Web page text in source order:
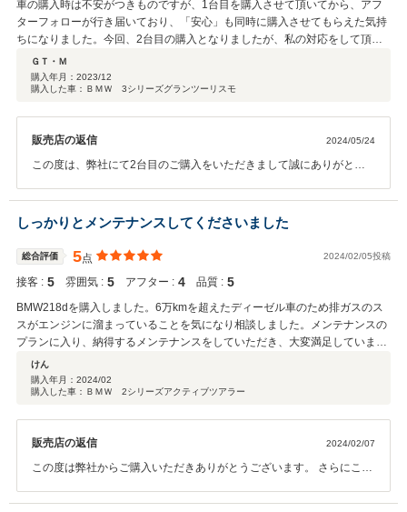
た。
車の購入時は不安がつきものですが、1台目を購入させて頂いてから、アフ
ターフォローが行き届いており、「安心」も同時に購入させてもらえた気持
ちになりました。今回、2台目の購入となりましたが、私の対応をして頂い
ている久保田店長との信頼関係もあり、購入後も安心してお任せしたいとい
うように考えております。トラスティで購入した顧客は2台目、3台目と安心
して購入していくのも納得できます。久保田店長、今後とも宜しくお願い致
ＧＴ・Ｍ
購入年月： 2023/12
購入した車：ＢＭＷ 3シリーズグランツーリスモ
販売店の返信 2024/05/24
この度は、弊社にて2台目のご購入をいただきまして誠にありがとう
社をご利用いただき、そしてこの度BMWへのお乗り換えをご用命いた
だけたこと大変嬉しく思います。ご来店の度に差し入れをお持ちいた
だくお気遣いには毎度恐れ入ります。今後ともGT･M様のカーライフ
をサポートいたしますので、何卒よろしくお願い申し上げます。
しっかりとメンテナンスしてくださいました
総合評価 5点 2024/02/05投稿
接客 : 5 雰囲気 : 5 アフター : 4 品質 : 5
BMW218dを購入しました。6万kmを超えたディーゼル車のため排ガスのス
スがエンジンに溜まっていることを気になり相談しました。メンテナンスの
プランに入り、納得するメンテナンスをしていただき、大変満足していま
す。エンジンも快調で気持ちよくドライブを楽しんでいます。ありがとうご
ざいました。
けん
購入年月： 2024/02
購入した車：ＢＭＷ 2シリーズアクティブツアラー
販売店の返信 2024/02/07
この度は弊社からご購入いただきありがとうございます。 さらにこの
にて排ガスのススの清掃も一式行わさせていただきました。清掃前と